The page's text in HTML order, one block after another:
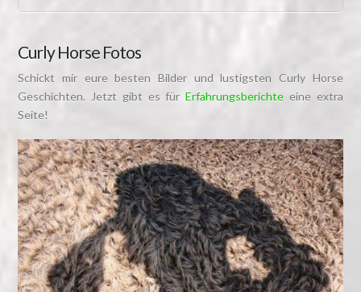
Curly Horse Fotos
Schickt mir eure besten Bilder und lustigsten Curly Horse
Geschichten. Jetzt gibt es fürErfahrungsberichte eine extra
Seite!